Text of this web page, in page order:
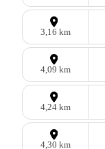
3,16 km
4,09 km
4,24 km
4,30 km